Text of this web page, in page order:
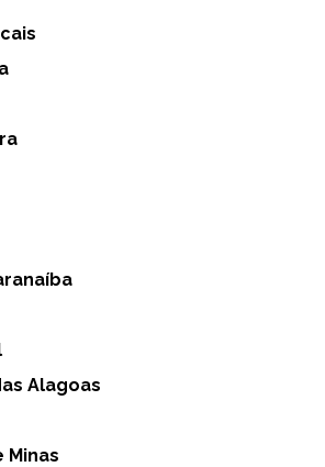
Alagoas
Minas